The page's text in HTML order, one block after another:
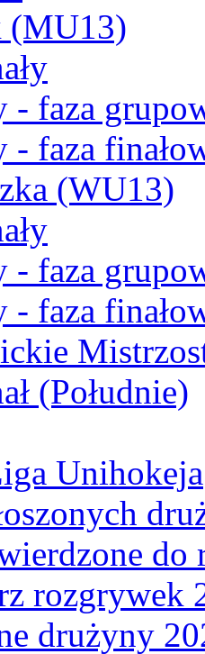
(MU13)
- faza
- faza
(WU13)
- faza
- faza
(Południe)
Unihokeja
do
rozgrywek
drużyny